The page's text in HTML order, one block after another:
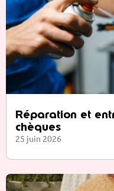
Réparation et
chèques
25 juin 2026